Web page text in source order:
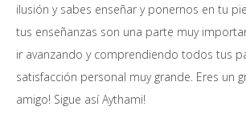
ilusión y sabes enseñar y ponernos en tu
tus enseñanzas son una parte muy
ir avanzando y comprendiendo todos tus
satisfacción personal muy grande. Eres un
amigo! Sigue así Aythami!